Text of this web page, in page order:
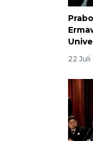
22 Juli